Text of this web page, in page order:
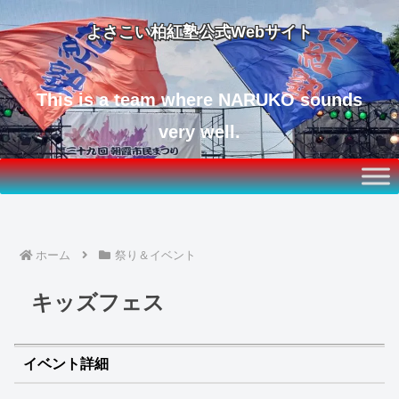
よさこい柏紅塾公式Webサイト
This is a team where NARUKO sounds
very well.
ホーム 祭り＆イベント
キッズフェス
イベント詳細